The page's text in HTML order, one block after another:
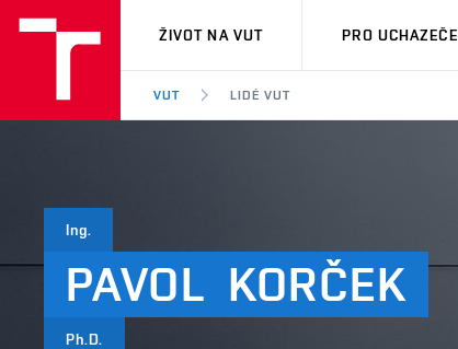
VUT
ŽIVOT NA VUT PRO UCHAZEČE
VUT LIDÉ VUT
Ing.
PAVOL KORČEK
Ph.D.